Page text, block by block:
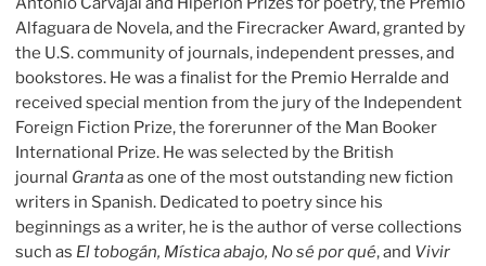
Alfaguara de Novela, and the Firecracker Award, granted by
the U.S. community of journals, independent presses, and
bookstores. He was a finalist for the Premio Herralde and
received special mention from the jury of the Independent
Foreign Fiction Prize, the forerunner of the Man Booker
International Prize. He was selected by the British
journal Grantaas one of the most outstanding new fiction
writers in Spanish. Dedicated to poetry since his
beginnings as a writer, he is the author of verse collections
such as El tobogán, Mística abajo, No sé por qué, and Vivir